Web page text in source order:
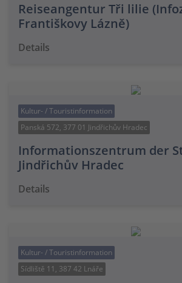
Reiseangentur Tři lilie
Františkovy Lázně)
Details
Kultur- / Touristinformation
Panská 572, 377 01 Jindřichův Hradec
Informationszentrum der
Jindřichův Hradec
Details
Kultur- / Touristinformation
Sídliště 11, 387 42 Lnáře